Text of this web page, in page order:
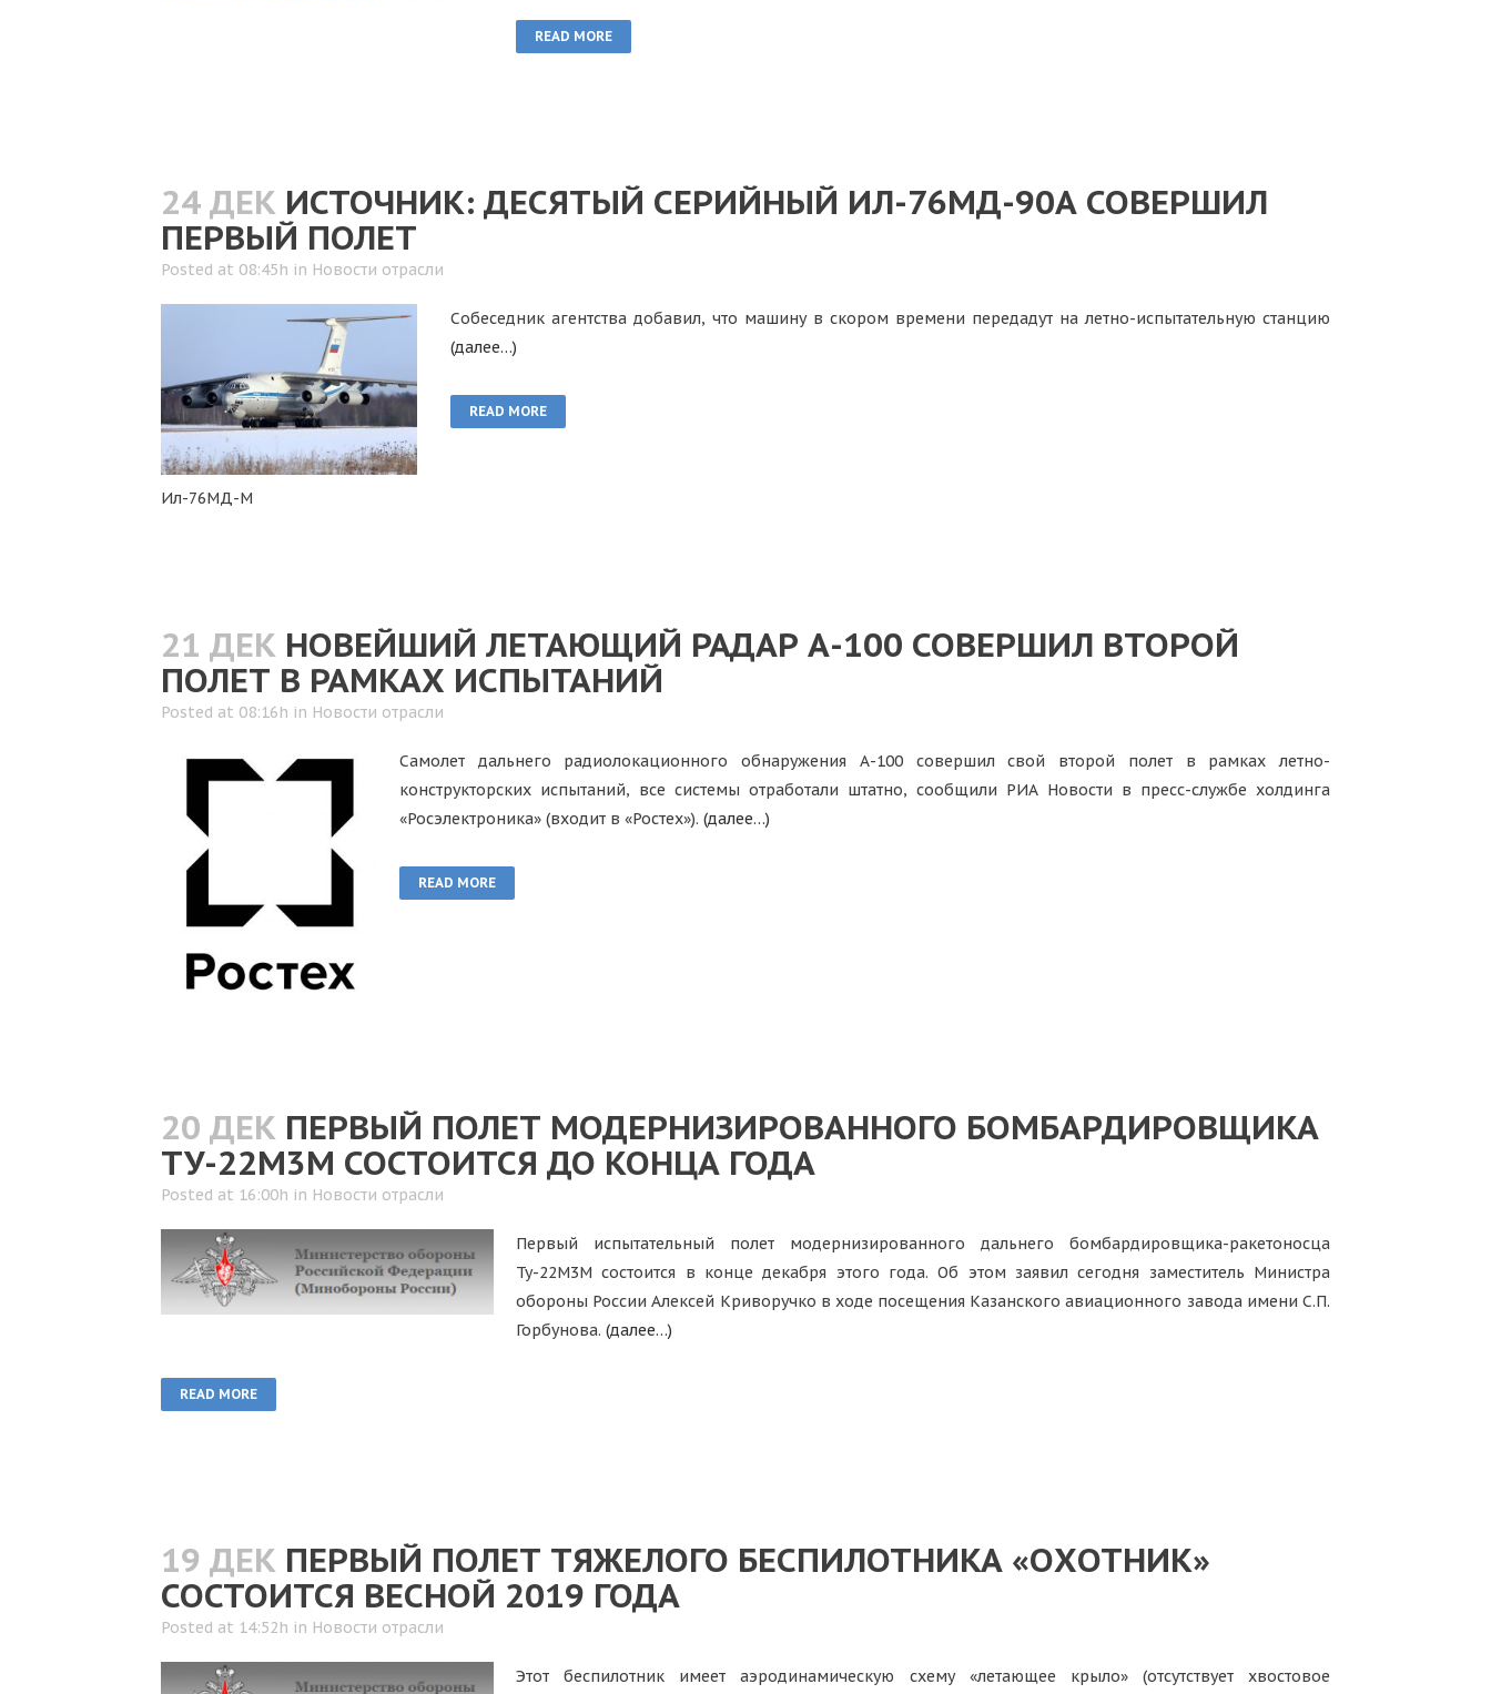
READ MORE
24 ДЕК ИСТОЧНИК: ДЕСЯТЫЙ СЕРИЙНЫЙ ИЛ-76МД-90А СОВЕРШИЛ
ПЕРВЫЙ ПОЛЕТ
Posted at 08:45h in Новости отрасли
Ил-76МД-М
Собеседник агентства добавил, что машину в скором времени передадут на летно-испытательную станцию
(далее…)
READ MORE
21 ДЕК НОВЕЙШИЙ ЛЕТАЮЩИЙ РАДАР А-100 СОВЕРШИЛ ВТОРОЙ
ПОЛЕТ В РАМКАХ ИСПЫТАНИЙ
Posted at 08:16h in Новости отрасли
Самолет дальнего радиолокационного обнаружения А-100 совершил свой второй полет в рамках летно-
конструкторских испытаний, все системы отработали штатно, сообщили РИА Новости в пресс-службе холдинга
«Росэлектроника» (входит в «Ростех»). (далее…)
READ MORE
20 ДЕК ПЕРВЫЙ ПОЛЕТ МОДЕРНИЗИРОВАННОГО БОМБАРДИРОВЩИКА
ТУ-22М3М СОСТОИТСЯ ДО КОНЦА ГОДА
Posted at 16:00h in Новости отрасли
Первый испытательный полет модернизированного дальнего бомбардировщика-ракетоносца
Ту-22М3М состоится в конце декабря этого года. Об этом заявил сегодня заместитель Министра
обороны России Алексей Криворучко в ходе посещения Казанского авиационного завода имени С.П.
Горбунова. (далее…)
READ MORE
19 ДЕК ПЕРВЫЙ ПОЛЕТ ТЯЖЕЛОГО БЕСПИЛОТНИКА «ОХОТНИК»
СОСТОИТСЯ ВЕСНОЙ 2019 ГОДА
Posted at 14:52h in Новости отрасли
Этот беспилотник имеет аэродинамическую схему «летающее крыло» (отсутствует хвостовое